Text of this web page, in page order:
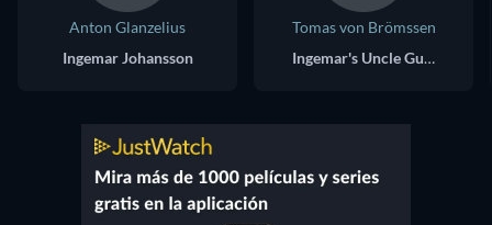
Anton Glanzelius
Ingemar Johansson
Tomas von Brömssen
Ingemar's Uncle Gunnar